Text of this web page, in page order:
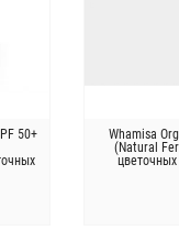
BUENO MGF Peptide Крем
антивозрастной с
MGF Peptide Wrinkle Cream
50+
Whamisa
(Natural